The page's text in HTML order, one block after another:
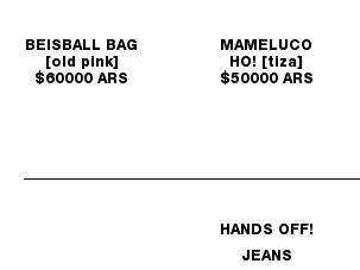
BEISBALL BAG
[old pink]
$60000 ARS
MAMELUCO
HO! [tiza]
$50000 ARS
HANDS OFF!
JEANS